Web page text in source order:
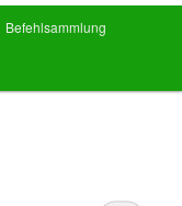
Befehlsammlung